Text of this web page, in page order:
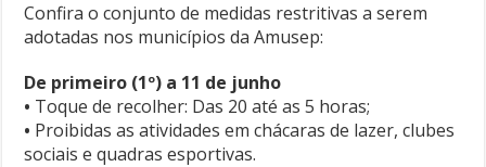
Confira o conjunto de medidas restritivas a serem
adotadas nos municípios da Amusep:
De primeiro (1º) a 11 de junho
• Toque de recolher: Das 20 até as 5 horas;
• Proibidas as atividades em chácaras de lazer, clubes
sociais e quadras esportivas.